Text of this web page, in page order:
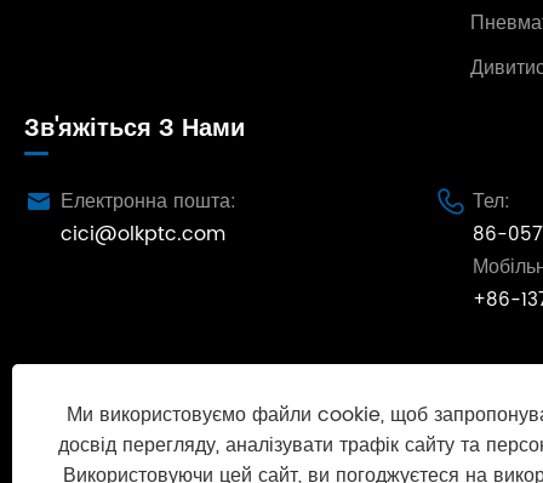
Зв'яжіться З Нами
 Електронна пошта:
cici@olkptc.com
 Тел:
86-
+86-
Ми використовуємо файли cookie, щоб
досвід перегляду, аналізувати трафік сайту та
Використовуючи цей сайт, ви погоджуєтеся на